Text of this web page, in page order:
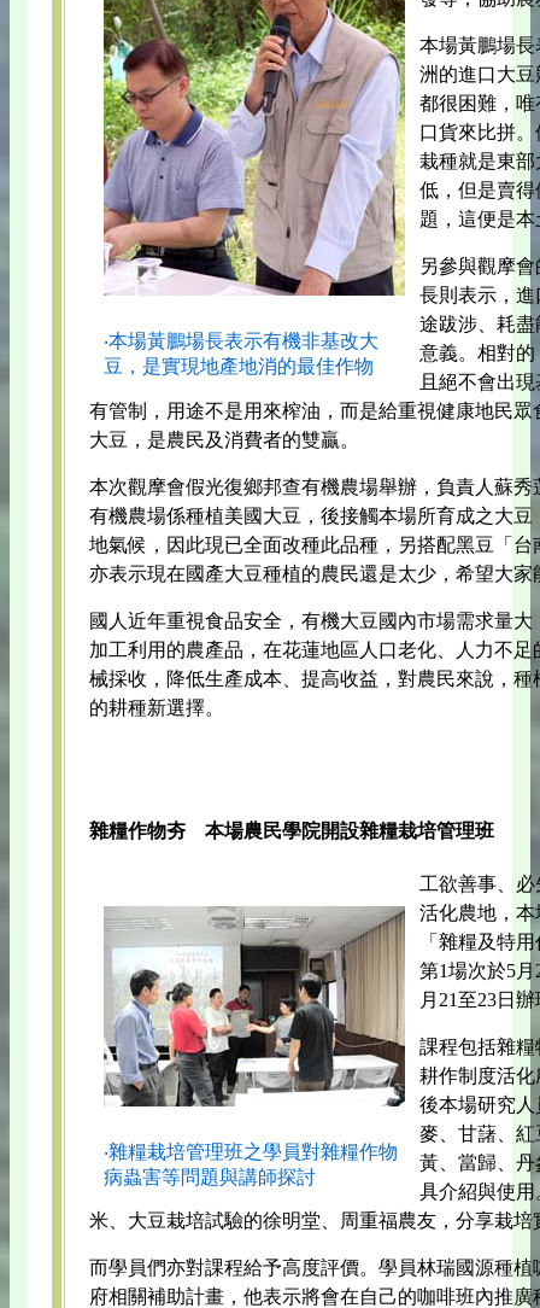
‧本場黃鵬場長表示有機非基改大
豆，是實現地產地消的最佳作物
本場黃鵬場
洲的進口大
都很困難，
口貨來比拼
栽種就是東
低，但是賣
題，這便是
另參與觀摩
長則表示，
途跋涉、耗
意義。相對
且絕不會出
有管制，用途不是用來榨油，而是給重視健康地民
大豆，是農民及消費者的雙贏。
本次觀摩會假光復鄉邦查有機農場舉辦，負責人蘇
有機農場係種植美國大豆，後接觸本場所育成之大
地氣候，因此現已全面改種此品種，另搭配黑豆「
亦表示現在國產大豆種植的農民還是太少，希望大
國人近年重視食品安全，有機大豆國內市場需求量
加工利用的農產品，在花蓮地區人口老化、人力不
械採收，降低生產成本、提高收益，對農民來說，
的耕種新選擇。
雜糧作物夯 本場農民學院開設雜糧栽培管理班
‧雜糧栽培管理班之學員對雜糧作物
病蟲害等問題與講師探討
工欲善事、
活化農地，
「雜糧及特
第1場次於5
月21至23日
課程包括雜
耕作制度活
後本場研究
麥、甘藷、
黃、當歸、
具介紹與使
米、大豆栽培試驗的徐明堂、周重福農友，分享栽培
而學員們亦對課程給予高度評價。學員林瑞國源種
府相關補助計畫，他表示將會在自己的咖啡班內推